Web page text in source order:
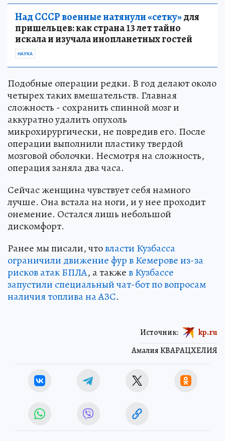
Над СССР военные натянули «сетку»для
пришельцев: как страна 13 лет тайно
искала и изучала инопланетных гостей
НАУКА
Подобные операции редки. В год делают около
четырех таких вмешательств. Главная
сложность - сохранить спинной мозг и
аккуратно удалить опухоль
микрохирургически, не повредив его. После
операции выполнили пластику твердой
мозговой оболочки. Несмотря на сложность,
операция заняла два часа.
Сейчас женщина чувствует себя намного
лучше. Она встала на ноги, и у нее проходит
онемение. Остался лишь небольшой
дискомфорт.
Ранее мы писали, чтовласти Кузбасса
ограничили движение фур в Кемерове из-за
рисков атак БПЛА, а такжев Кузбассе
запустили специальный чат-бот по вопросам
наличия топлива на АЗС.
Амалия КВАРАЦХЕЛИЯ
Источник: kp.ru